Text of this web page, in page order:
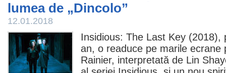
lumea de „Dincolo”
12.01.2018
Insidious: The Last Key (2018),
an, o readuce pe marile ecrane
Rainier, interpretată de Lin